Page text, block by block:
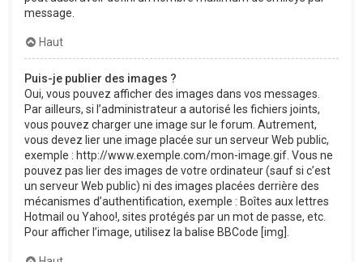
message.
Haut
Puis-je publier des images ?
Oui, vous pouvez afficher des images dans vos messages.
Par ailleurs, si l’administrateur a autorisé les fichiers joints,
vous pouvez charger une image sur le forum. Autrement,
vous devez lier une image placée sur un serveur Web public,
exemple : http://www.exemple.com/mon-image.gif. Vous ne
pouvez pas lier des images de votre ordinateur (sauf si c’est
un serveur Web public) ni des images placées derrière des
mécanismes d’authentification, exemple : Boîtes aux lettres
Hotmail ou Yahoo!, sites protégés par un mot de passe, etc.
Pour afficher l’image, utilisez la balise BBCode [img].